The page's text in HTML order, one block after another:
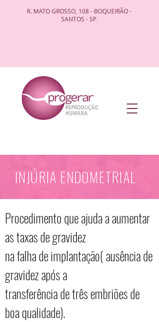
R. MATO GROSSO, 108 - BOQUEIRÃO -
SANTOS - SP
INJÚRIA ENDOMETRIAL
Procedimento que ajuda a aumentar
as taxas de gravidez
na falha de implantação( ausência de
gravidez após a
transferência de três embriões de
boa qualidade).